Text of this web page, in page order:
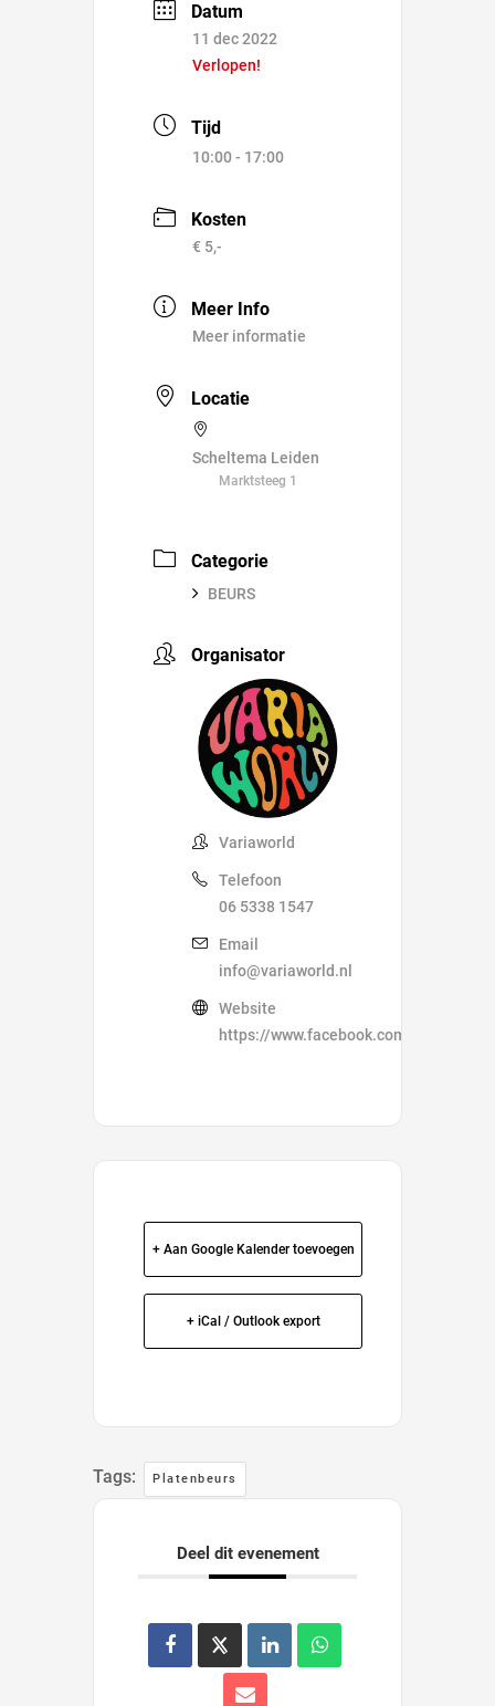
Datum
11 dec 2022
Verlopen!
Tijd
10:00 - 17:00
Kosten
€ 5,-
Meer Info
Meer informatie
Locatie
Scheltema Leiden
Marktsteeg 1
Categorie
BEURS
Organisator
Variaworld
Telefoon
06 5338 1547
Email
info@variaworld.nl
Website
https://www.facebook.com/
+ Aan Google Kalender toevoegen
+ iCal / Outlook export
Tags: Platenbeurs
Deel dit evenement